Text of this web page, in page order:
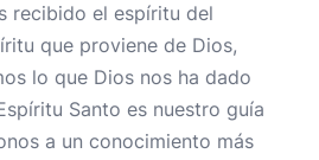
recibido el espíritu del
que proviene de Dios,
lo que Dios nos ha dado
Santo es nuestro guía
a un conocimiento más